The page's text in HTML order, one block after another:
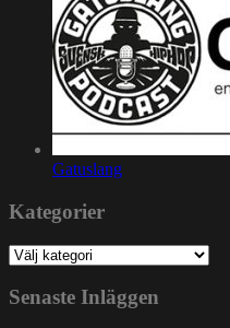
Gatuslang
Kategorier
Kategorier
Senaste Inläggen